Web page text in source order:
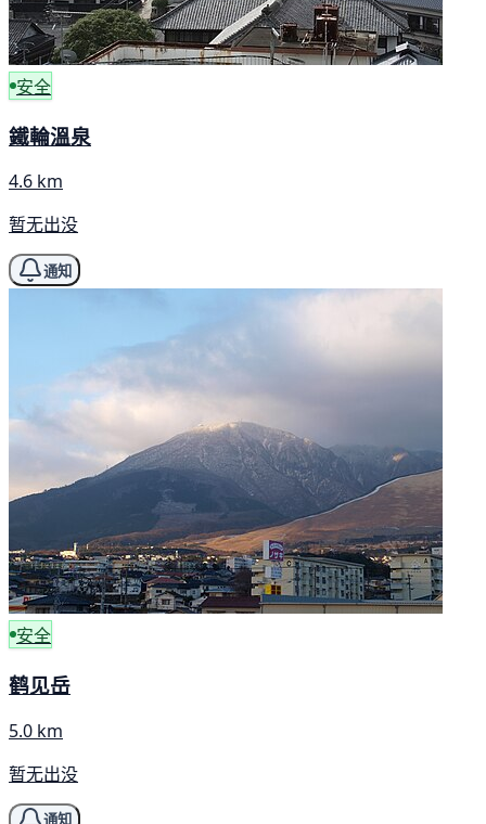
安全
鐵輪溫泉
4.6 km
暂无出没
通知
安全
鹤见岳
5.0 km
暂无出没
通知